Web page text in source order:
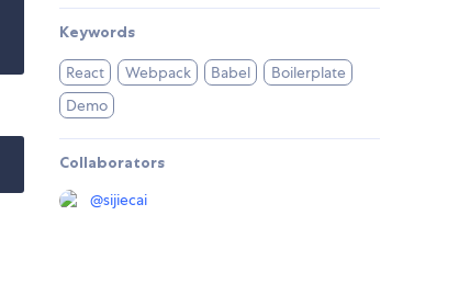
Keywords
React Webpack Babel
Boilerplate
Demo
Collaborators
@sijiecai